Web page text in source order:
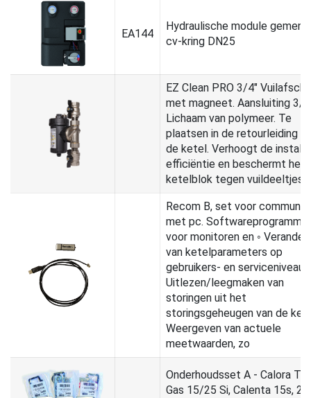
EA144
Hydraulische module
cv-kring DN25
EZ Clean PRO 3/4"
met magneet. Aansluiting 3/
Lichaam van polymeer. Te
plaatsen in de retourleiding
de ketel. Verhoogt de
efficiëntie en beschermt het
ketelblok tegen vuildeeltjes.
Recom B, set voor
met pc. Softwareprogramma
voor monitoren en ◦
van ketelparameters op
gebruikers- en serviceniveau,
Uitlezen/leegmaken van
storingen uit het
storingsgeheugen van de
Weergeven van actuele
meetwaarden, zo
Onderhoudsset A - Calora
Gas 15/25 Si, Calenta 15s,